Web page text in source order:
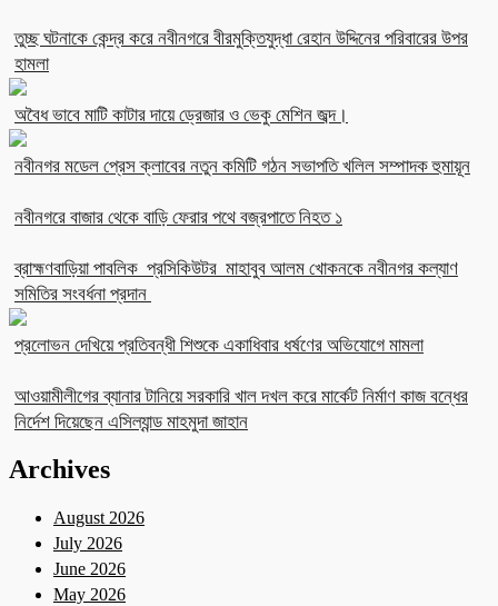
তুচ্ছ ঘটনাকে কেন্দ্র করে নবীনগরে বীরমুক্তিযুদ্ধা রেহান উদ্দিনের পরিবারের উপর
হামলা
অবৈধ ভাবে মাটি কাটার দায়ে ড্রেজার ও ভেকু মেশিন জব্দ।
নবীনগর মডেল প্রেস ক্লাবের নতুন কমিটি গঠন সভাপতি খলিল সম্পাদক হুমায়ূন
নবীনগরে বাজার থেকে বাড়ি ফেরার পথে বজ্রপাতে নিহত ১
ব্রাহ্মণবাড়িয়া পাবলিক প্রসিকিউটর মাহাবুব আলম খোকনকে নবীনগর কল্যাণ
সমিতির সংবর্ধনা প্রদান
প্রলোভন দেখিয়ে প্রতিবন্ধী শিশুকে একাধিবার ধর্ষণের অভিযোগে মামলা
আওয়ামীলীগের ব্যানার টানিয়ে সরকারি খাল দখল করে মার্কেট নির্মাণ কাজ বন্ধের
নির্দেশ দিয়েছেন এসিল্যান্ড মাহমুদা জাহান
Archives
August 2026
July 2026
June 2026
May 2026